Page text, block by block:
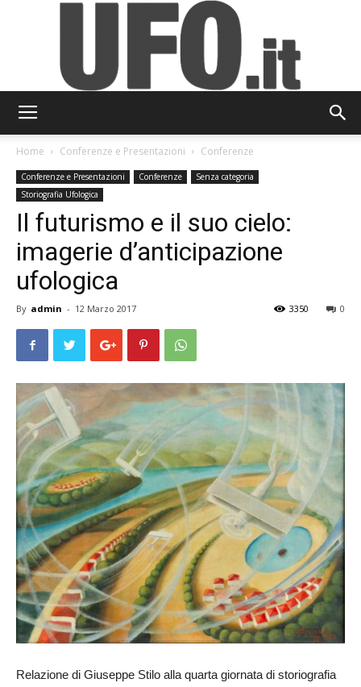
Home Conferenze e Presentazioni Conferenze
Conferenze e Presentazioni Conferenze
Senza categoria
Storiografia Ufologica
Il futurismo e il suo cielo:
imagerie d’anticipazione
ufologica
By admin - 12 Marzo 2017 0
3350
Relazione di Giuseppe Stilo alla quarta giornata di storiografia